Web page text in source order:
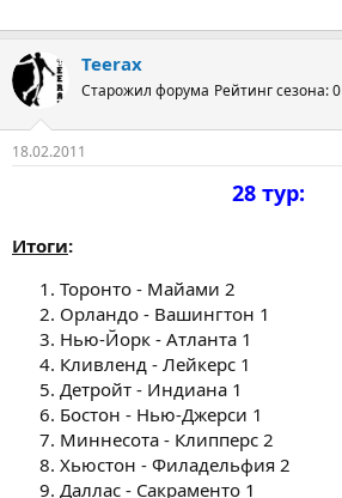
Teerax
Старожил форума Рейтинг сезона: 0
18.02.2011
28 тур:
Итоги:
Торонто - Майами 2
Орландо - Вашингтон 1
Нью-Йорк - Атланта 1
Кливленд - Лейкерс 1
Детройт - Индиана 1
Бостон - Нью-Джерси 1
Миннесота - Клипперс 2
Хьюстон - Филадельфия 2
Даллас - Сакраменто 1